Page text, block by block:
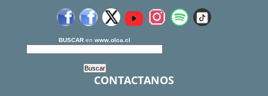
BUSCAR en www.olca.cl
CONTACTANOS